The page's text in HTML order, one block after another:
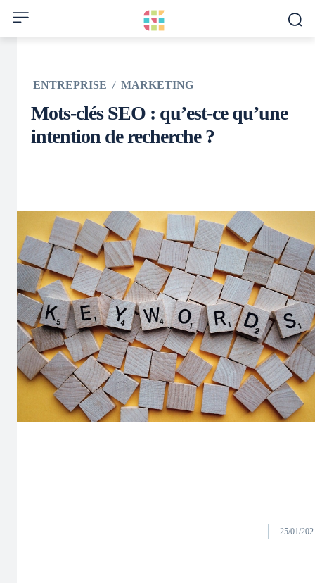
ENTREPRISE MARKETING
Mots-clés SEO : qu’est-ce qu’une
intention de recherche ?
25/01/